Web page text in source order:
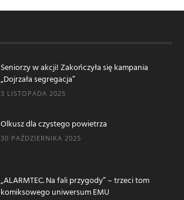
Seniorzy w akcji! Zakończyła się kampania
„Dojrzała segregacja”
3 LISTOPADA 2025
Olkusz dla czystego powietrza
30 PAŹDZIERNIKA 2025
„ALARMTEC. Na fali przygody” – trzeci tom
komiksowego uniwersum EMU